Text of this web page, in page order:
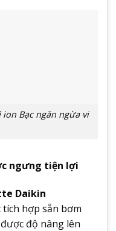
Bạc ngăn ngừa vi
ngưng tiện lợi
Daikin
tích hợp sẵn bơm
độ nâng lên